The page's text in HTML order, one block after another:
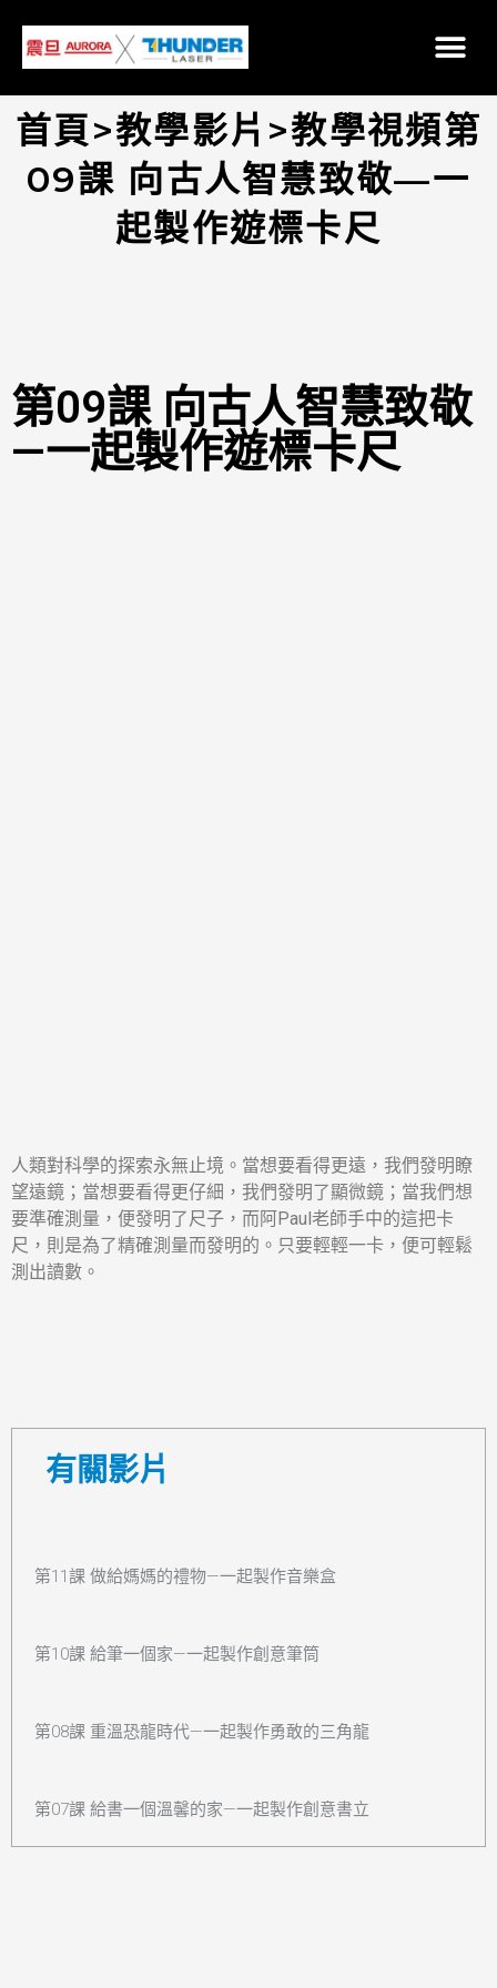
首頁>教學影片>教學視頻第
09課 向古人智慧致敬—一
起製作遊標卡尺
第09課 向古人智慧致敬
—一起製作遊標卡尺
人類對科學的探索永無止境。當想要看得更遠，我們發明瞭
望遠鏡；當想要看得更仔細，我們發明了顯微鏡；當我們想
要準確測量，便發明了尺子，而阿Paul老師手中的這把卡
尺，則是為了精確測量而發明的。只要輕輕一卡，便可輕鬆
測出讀數。
有關影片
第11課 做給媽媽的禮物—一起製作音樂盒
第10課 給筆一個家—一起製作創意筆筒
第08課 重溫恐龍時代—一起製作勇敢的三角龍
第07課 給書一個溫馨的家—一起製作創意書立